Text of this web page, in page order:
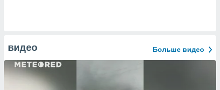
видео Больше видео